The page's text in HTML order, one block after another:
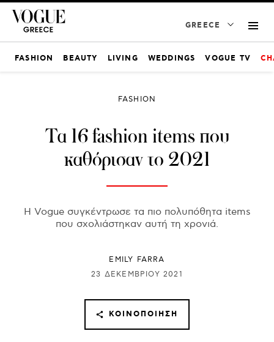
GREECE
FASHION BEAUTY LIVING WEDDINGS VOGUE TV
FASHION
Τα 16 fashion items που
καθόρισαν το 2021
Η Vogue συγκέντρωσε τα πιο πολυπόθητα items
που σχολιάστηκαν αυτή τη χρονιά.
EMILY FARRA
23 ΔΕΚΕΜΒΡΊΟΥ 2021
ΚΟΙΝΟΠΟΊΗΣΗ